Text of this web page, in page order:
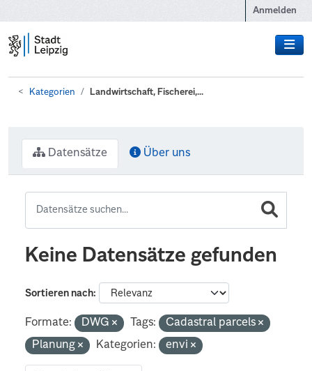
Anmelden
Kategorien Landwirtschaft, Fischerei,...
Datensätze Über uns
Keine Datensätze gefunden
Sortieren nach
Formate: DWG Tags:
Cadastral parcels
Planung
Kategorien: envi